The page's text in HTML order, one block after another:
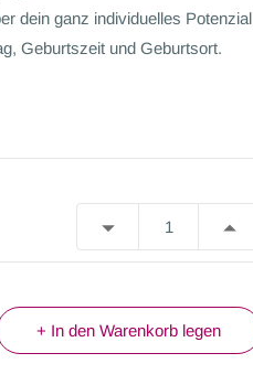
dein ganz individuelles Potenzial
Geburtszeit und Geburtsort.
+ In den Warenkorb legen